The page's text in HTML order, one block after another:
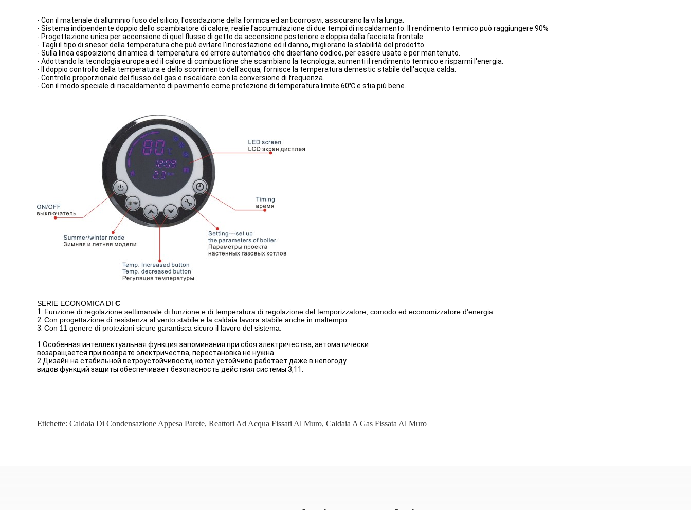
- Con il materiale di alluminio fuso del silicio, l'ossidazione della formica ed anticorrosivi, assicurano la vita lunga.
- Sistema indipendente doppio dello scambiatore di calore, realie l'accumulazione di due tempi di riscaldamento. Il rendimento termico può raggiungere 90%
- Progettazione unica per accensione di quel flusso di getto da accensione posteriore e doppia dalla facciata frontale.
- Tagli il tipo di snesor della temperatura che può evitare l'incrostazione ed il danno, migliorano la stabilità del prodotto.
- Sulla linea esposizione dinamica di temperatura ed errore automatico che disertano codice, per essere usato e per mantenuto.
- Adottando la tecnologia europea ed il calore di combustione che scambiano la tecnologia, aumenti il rendimento termico e risparmi l'energia.
- Il doppio controllo della temperatura e dello scorrimento dell'acqua, fornisce la temperatura demestic stabile dell'acqua calda.
- Controllo proporzionale del flusso del gas e riscaldare con la conversione di frequenza.
- Con il modo speciale di riscaldamento di pavimento come protezione di temperatura limite 60℃ e stia più bene.
SERIE ECONOMICA DI C
1. Funzione di regolazione settimanale di funzione e di temperatura di regolazione del temporizzatore, comodo ed economizzatore d'energia.
2. Con progettazione di resistenza al vento stabile e la caldaia lavora stabile anche in maltempo.
3. Con 11 genere di protezioni sicure garantisca sicuro il lavoro del sistema.
1.Особенная интеллектуальная функция запоминания при сбоя электричества, автоматически
возаращается при возврате электричества, перестановка не нужна.
2.Дизайн на стабильной ветроустойчивости, котел устойчиво работает даже в непогоду.
видов функций защиты обеспечивает безопасность действия системы 3,11.
Etichette: Caldaia Di Condensazione Appesa Parete, Reattori Ad Acqua Fissati Al Muro, Caldaia A Gas Fissata Al Muro